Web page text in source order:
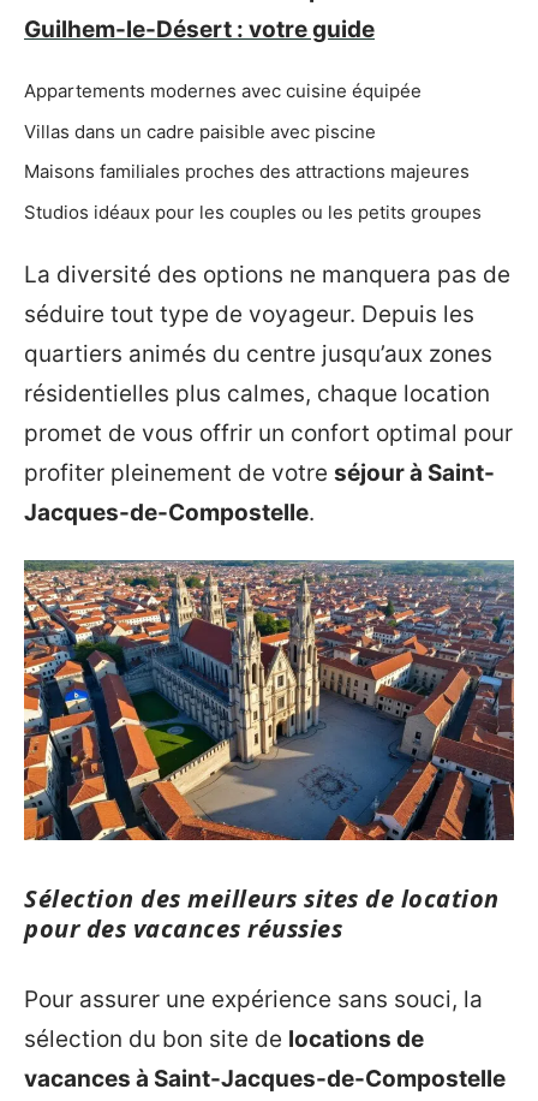
Guilhem-le-Désert : votre guide
Appartements modernes avec cuisine équipée
Villas dans un cadre paisible avec piscine
Maisons familiales proches des attractions majeures
Studios idéaux pour les couples ou les petits groupes
La diversité des options ne manquera pas de
séduire tout type de voyageur. Depuis les
quartiers animés du centre jusqu’aux zones
résidentielles plus calmes, chaque location
promet de vous offrir un confort optimal pour
profiter pleinement de votre séjour à Saint-
Jacques-de-Compostelle.
Sélection des meilleurs sites de location
pour des vacances réussies
Pour assurer une expérience sans souci, la
sélection du bon site de locations de
vacances à Saint-Jacques-de-Compostelle